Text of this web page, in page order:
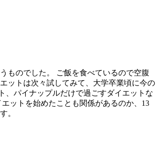
ものでした。 ご飯を食べているので空腹
ットは次々試してみて、大学卒業頃に今の
、パイナップルだけで過ごすダイエットな
ットを始めたことも関係があるのか、13
。